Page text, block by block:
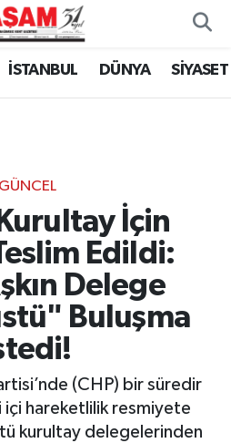
İSTANBUL DÜNYA SİYASET
GÜNCEL
İçin
Edildi:
Delege
Buluşma
(CHP) bir süredir
hareketlilik resmiyete
kurultay delegelerinden